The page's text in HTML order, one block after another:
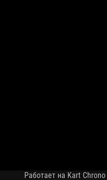
Работает на Kart Chrono